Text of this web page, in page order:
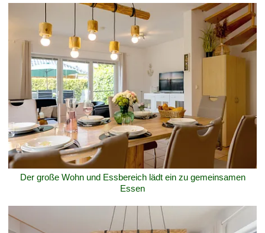
Der große Wohn und Essbereich lädt ein zu gemeinsamen
Essen